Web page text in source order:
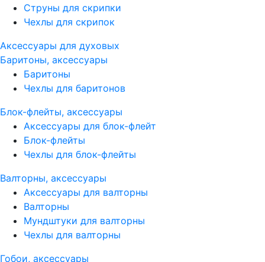
Струны для скрипки
Чехлы для скрипок
Аксессуары для духовых
Баритоны, аксессуары
Баритоны
Чехлы для баритонов
Блок-флейты, аксессуары
Аксессуары для блок-флейт
Блок-флейты
Чехлы для блок-флейты
Валторны, аксессуары
Аксессуары для валторны
Валторны
Мундштуки для валторны
Чехлы для валторны
Гобои, аксессуары